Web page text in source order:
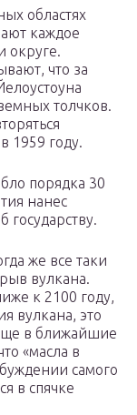
областях
каждое
что за
толчков.
1959 году.
порядка 30
нанес
же все таки
вулкана.
к 2100 году,
вулкана, это
в ближайшие
«масла в
самого
в спячке